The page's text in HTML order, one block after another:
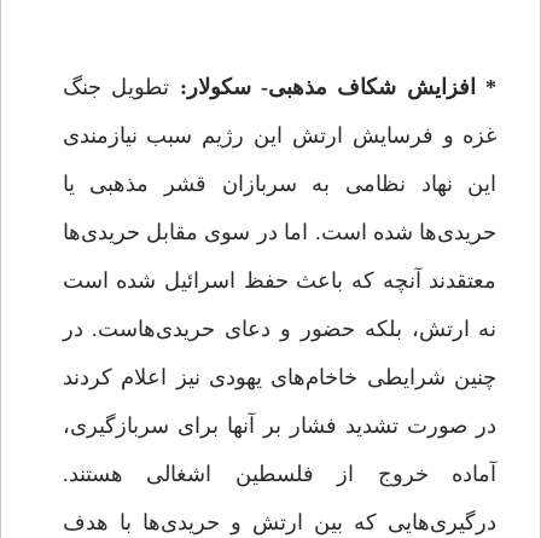
* افزایش شکاف مذهبی- سکولار: تطویل جنگ
غزه و فرسایش ارتش این رژیم سبب نیازمندی
این نهاد نظامی به سربازان قشر مذهبی یا
حریدی‌ها شده است. اما در سوی مقابل حریدی‌ها
معتقدند آنچه که باعث حفظ اسرائیل شده است
نه ارتش، بلکه حضور و دعای حریدی‌هاست. در
چنین شرایطی خاخام‌های یهودی نیز اعلام کردند
در صورت تشدید فشار بر آنها برای سربازگیری،
آماده خروج از فلسطین اشغالی هستند.
درگیری‌هایی که بین ارتش و حریدی‌ها با هدف